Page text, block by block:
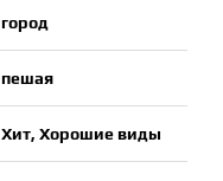
город
пешая
Хит, Хорошие виды